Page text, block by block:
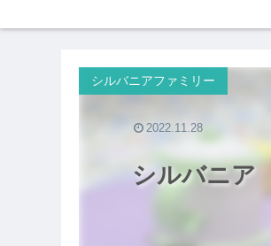
シルバニ
シルバニアファミリー
2022.11.28